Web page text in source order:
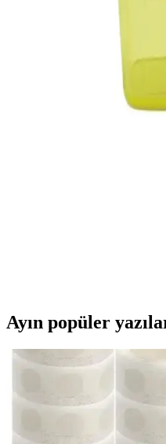
NaSaDAN markasının renkli ve
kalemtıraş ve kalem açacağı,
görünümüyle çocuklar ve
eğlenceli ofis ve okul aksesuarı.
NaSaDAN ve selko
Karşılaştırması:
Ayın popüler